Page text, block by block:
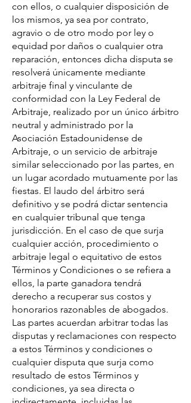
con ellos, o cualquier disposición de
los mismos, ya sea por contrato,
agravio o de otro modo por ley o
equidad por daños o cualquier otra
reparación, entonces dicha disputa se
resolverá únicamente mediante
arbitraje final y vinculante de
conformidad con la Ley Federal de
Arbitraje, realizado por un único árbitro
neutral y administrado por la
Asociación Estadounidense de
Arbitraje, o un servicio de arbitraje
similar seleccionado por las partes, en
un lugar acordado mutuamente por las
fiestas. El laudo del árbitro será
definitivo y se podrá dictar sentencia
en cualquier tribunal que tenga
jurisdicción. En el caso de que surja
cualquier acción, procedimiento o
arbitraje legal o equitativo de estos
Términos y Condiciones o se refiera a
ellos, la parte ganadora tendrá
derecho a recuperar sus costos y
honorarios razonables de abogados.
Las partes acuerdan arbitrar todas las
disputas y reclamaciones con respecto
a estos Términos y condiciones o
cualquier disputa que surja como
resultado de estos Términos y
condiciones, ya sea directa o